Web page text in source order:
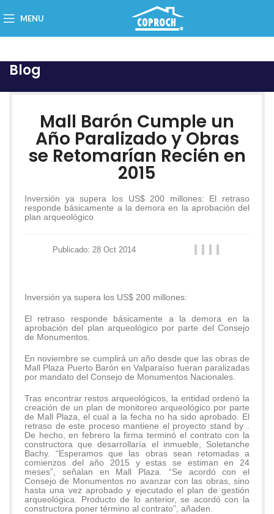
MENU
Blog
Mall Barón Cumple un
Año Paralizado y Obras
se Retomarían Recién en
2015
Inversión ya supera los US$ 200 millones: El retraso
responde básicamente a la demora en la aprobación del
plan arqueológico
Publicado: 28 Oct 2014
Inversión ya supera los US$ 200 millones:
El retraso responde básicamente a la demora en la
aprobación del plan arqueológico por parte del Consejo
de Monumentos.
En noviembre se cumplirá un año desde que las obras de
Mall Plaza Puerto Barón en Valparaíso fueran paralizadas
por mandato del Consejo de Monumentos Nacionales.
Tras encontrar restos arqueológicos, la entidad ordenó la
creación de un plan de monitoreo arqueológico por parte
de Mall Plaza, el cual a la fecha no ha sido aprobado. El
retraso de este proceso mantiene el proyecto stand by .
De hecho, en febrero la firma terminó el contrato con la
constructora que desarrollaría el inmueble, Soletanche
Bachy. “Esperamos que las obras sean retomadas a
comienzos del año 2015 y estas se estiman en 24
meses”, señalan en Mall Plaza. “Se acordó con el
Consejo de Monumentos no avanzar con las obras, sino
hasta una vez aprobado y ejecutado el plan de gestión
arqueológica. Producto de lo anterior, se acordó con la
constructora poner término al contrato”, añaden.